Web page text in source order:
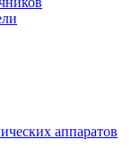
аппаратов